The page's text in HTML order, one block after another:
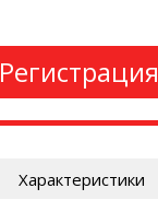
Регистрация
Характеристики